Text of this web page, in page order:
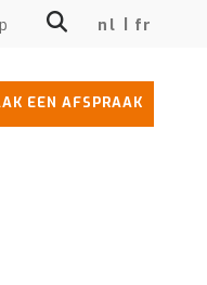
nl fr
EEN AFSPRAAK